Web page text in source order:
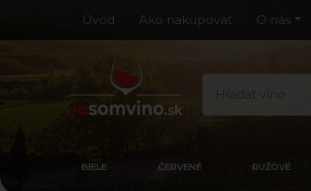
Úvod Ako nakupovať O nás
BIELE ČERVENÉ RUŽOVÉ